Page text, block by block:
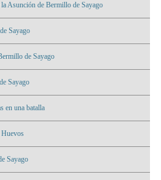
Asunción de Bermillo de Sayago
Sayago
de Sayago
Sayago
en una batalla
Huevos
Sayago